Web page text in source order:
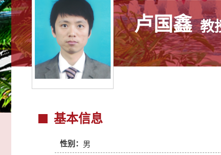
卢国鑫 教
基本信息
性别： 男